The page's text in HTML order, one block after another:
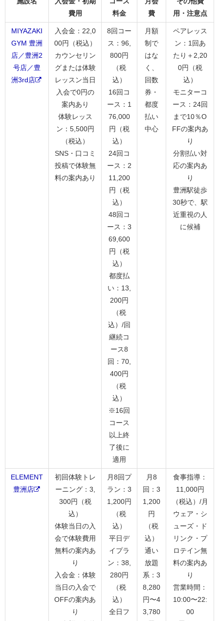
費用
料金
費
用・注意点
MIYAZAKI
GYM 豊洲
店／豊洲2
号店／豊
洲3rd店
入会金：22,0
00円（税込）
カウンセリン
グまたは体験
レッスン当日
入会で0円の
案内あり
体験レッス
ン：5,500円
（税込）
SNS・口コミ
投稿で体験無
料の案内あり
8回コー
ス：96,
800円
（税
込）
16回コ
ース：1
76,000
円（税
込）
24回コ
ース：2
11,200
円（税
込）
48回コ
ース：3
69,600
円（税
込）
都度払
い：13,
200円
（税
込）/回
継続コ
ース8
回：70,
400円
（税
込）
※16回
コース
以上終
了後に
適用
月額
制で
はな
く、
回数
券・
都度
払い
中心
ペアレッス
ン：1回あ
たり＋2,20
0円（税
込）
モニターコ
ース：24回
まで10％O
FFの案内あ
り
分割払い対
応の案内あ
り
豊洲駅徒歩
30秒で、駅
近重視の人
に候補
ELEMENT
豊洲店
初回体験トレ
ーニング：3,
300円（税
込）
体験当日の入
会で体験費用
無料の案内あ
り
入会金：体験
当日の入会で
OFFの案内あ
り
月8回プ
ラン：3
1,200円
（税
込）
平日デ
イプラ
ン：38,
280円
（税
込）
全日フ
月8
回：3
1,200
円
（税
込）
通い
放題
系：3
8,280
円〜4
3,780
食事指導：
11,000円
（税込）/月
ウェア・シ
ューズ・ド
リンク・プ
ロテイン無
料の案内あ
り
営業時間：
10:00〜22:
00